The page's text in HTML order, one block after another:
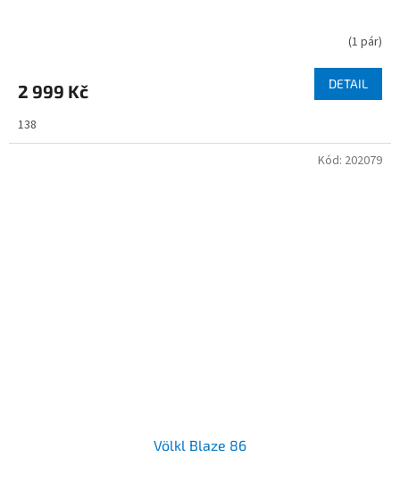
(1 pár)
2 999 Kč DETAIL
138
Völkl Blaze 86
Kód: 202079